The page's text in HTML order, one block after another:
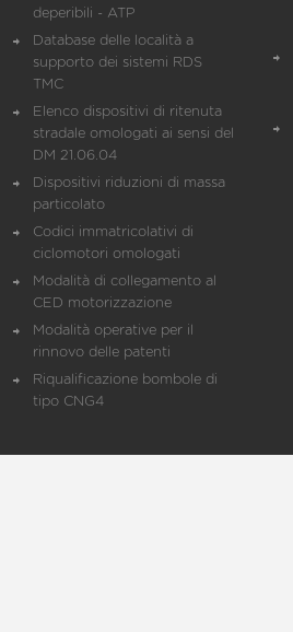
deperibili - ATP
Database delle località a
supporto dei sistemi RDS
TMC
Elenco dispositivi di ritenuta
stradale omologati ai sensi del
DM 21.06.04
Dispositivi riduzioni di massa
particolato
Codici immatricolativi di
ciclomotori omologati
Modalità di collegamento al
CED motorizzazione
Modalità operative per il
rinnovo delle patenti
Riqualificazione bombole di
tipo CNG4